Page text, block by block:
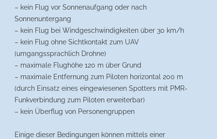
– kein Flug vor Sonnenaufgang oder nach
Sonnenuntergang
– kein Flug bei Windgeschwindigkeiten über 30 km/h
– kein Flug ohne Sichtkontakt zum UAV
(umgangssprachlich Drohne)
– maximale Flughöhe 120 m über Grund
– maximale Entfernung zum Piloten horizontal 200 m
(durch Einsatz eines eingewiesenen Spotters mit PMR-
Funkverbindung zum Piloten erweiterbar)
– kein Überflug von Personengruppen
Einige dieser Bedingungen können mittels einer